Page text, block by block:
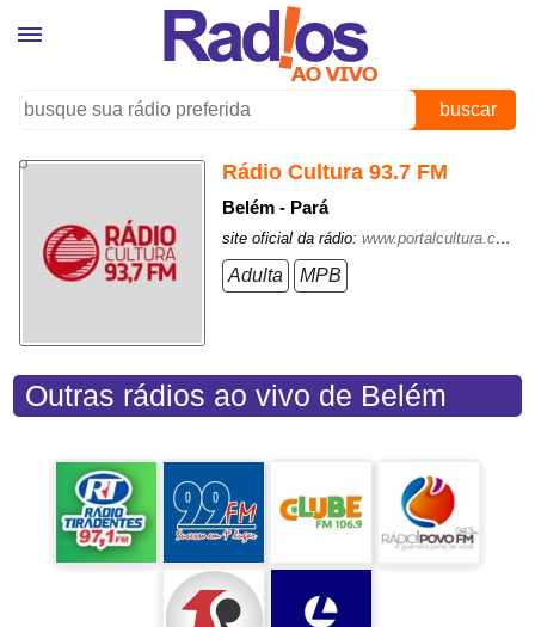
buscar
Rádio Cultura 93.7 FM
Belém - Pará
site oficial da rádio:www.portalcultura.com.br
Adulta MPB
Outras rádios ao vivo de Belém